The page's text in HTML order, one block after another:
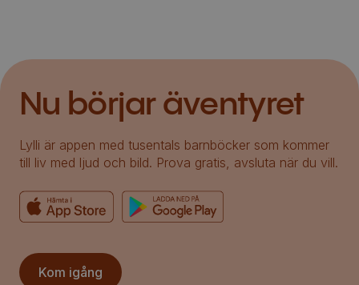
Nu börjar äventyret
Lylli är appen med tusentals barnböcker som kommer
till liv med ljud och bild. Prova gratis, avsluta när du vill.
Kom igång